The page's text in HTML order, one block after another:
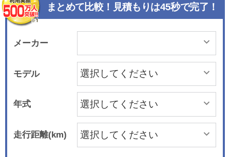
まとめて比較！見積もりは45秒で完了！
メーカー
モデル
年式
走行距離(km)